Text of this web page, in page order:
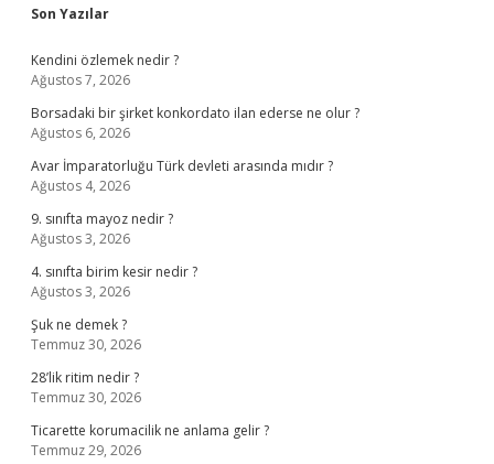
Sidebar
Son Yazılar
Kendini özlemek nedir ?
Ağustos 7, 2026
Borsadaki bir şirket konkordato ilan ederse ne olur ?
Ağustos 6, 2026
Avar İmparatorluğu Türk devleti arasında mıdır ?
Ağustos 4, 2026
9. sınıfta mayoz nedir ?
Ağustos 3, 2026
4. sınıfta birim kesir nedir ?
Ağustos 3, 2026
Şuk ne demek ?
Temmuz 30, 2026
28’lik ritim nedir ?
Temmuz 30, 2026
Ticarette korumacilik ne anlama gelir ?
Temmuz 29, 2026